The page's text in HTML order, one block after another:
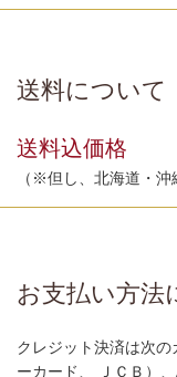
送料について
送料込価格
（※但し、北海道・沖
お支払い方法
クレジット決済は次
ーカード、 ＪＣＢ）